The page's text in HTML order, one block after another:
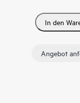
In den
Angebot